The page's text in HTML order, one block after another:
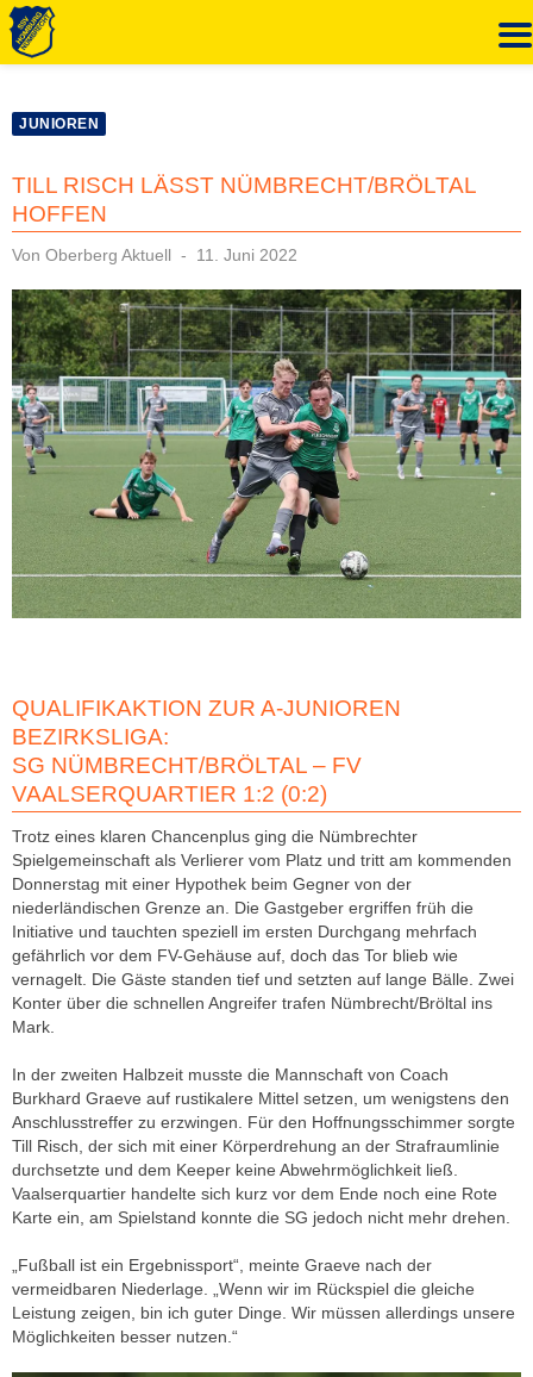
Inhalt
JUNIOREN
TILL RISCH LÄSST NÜMBRECHT/BRÖLTAL
HOFFEN
Von Oberberg Aktuell
Veröffentlicht
11. Juni 2022
QUALIFIKAKTION ZUR A-JUNIOREN
BEZIRKSLIGA:
SG NÜMBRECHT/BRÖLTAL – FV
VAALSERQUARTIER 1:2 (0:2)
Trotz eines klaren Chancenplus ging die Nümbrechter
Spielgemeinschaft als Verlierer vom Platz und tritt am kommenden
Donnerstag mit einer Hypothek beim Gegner von der
niederländischen Grenze an. Die Gastgeber ergriffen früh die
Initiative und tauchten speziell im ersten Durchgang mehrfach
gefährlich vor dem FV-Gehäuse auf, doch das Tor blieb wie
vernagelt. Die Gäste standen tief und setzten auf lange Bälle. Zwei
Konter über die schnellen Angreifer trafen Nümbrecht/Bröltal ins
Mark.
In der zweiten Halbzeit musste die Mannschaft von Coach
Burkhard Graeve auf rustikalere Mittel setzen, um wenigstens den
Anschlusstreffer zu erzwingen. Für den Hoffnungsschimmer sorgte
Till Risch, der sich mit einer Körperdrehung an der Strafraumlinie
durchsetzte und dem Keeper keine Abwehrmöglichkeit ließ.
Vaalserquartier handelte sich kurz vor dem Ende noch eine Rote
Karte ein, am Spielstand konnte die SG jedoch nicht mehr drehen.
„Fußball ist ein Ergebnissport“, meinte Graeve nach der
vermeidbaren Niederlage. „Wenn wir im Rückspiel die gleiche
Leistung zeigen, bin ich guter Dinge. Wir müssen allerdings unsere
Möglichkeiten besser nutzen.“